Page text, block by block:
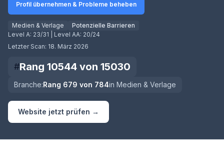
Profil übernehmen & Probleme beheben
Medien & Verlage
Potenzielle Barrieren
Level A: 23/31 | Level AA: 20/24
Letzter Scan: 18. März 2026
#Rang 10544 von 15030
Branche:Rang 679 von 784in Medien & Verlage
Website jetzt prüfen →